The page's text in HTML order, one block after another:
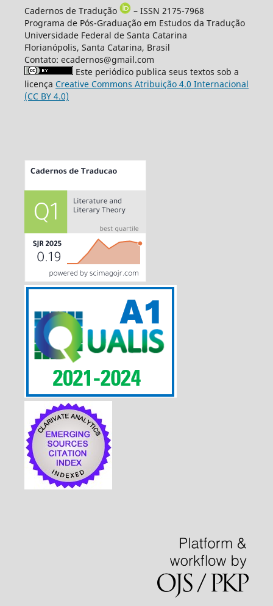
Cadernos de Tradução
– ISSN 2175-7968
Programa de Pós-Graduação em Estudos da Tradução
Universidade Federal de Santa Catarina
Florianópolis, Santa Catarina, Brasil
Contato: ecadernos@gmail.com
Este periódico publica seus textos sob a
licença Creative Commons Atribuição 4.0 Internacional
(CC BY 4.0)